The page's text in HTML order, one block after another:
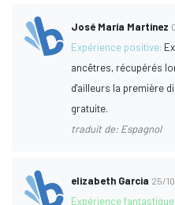
José María Martinez
Expérience positive:
ancêtres, récupérés
d'ailleurs la première
gratuite.
traduit de: Espagnol
elizabeth Garcia 25/
Expérience fantastique: